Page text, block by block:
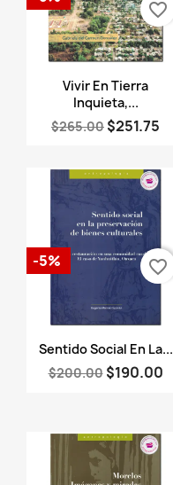
Vista rápida
Vivir En Tierra
Inquieta,...
$265.00 $251.75
favorite_border
Vista rápida
Sentido Social En La...
$200.00 $190.00
-5% favorite_border